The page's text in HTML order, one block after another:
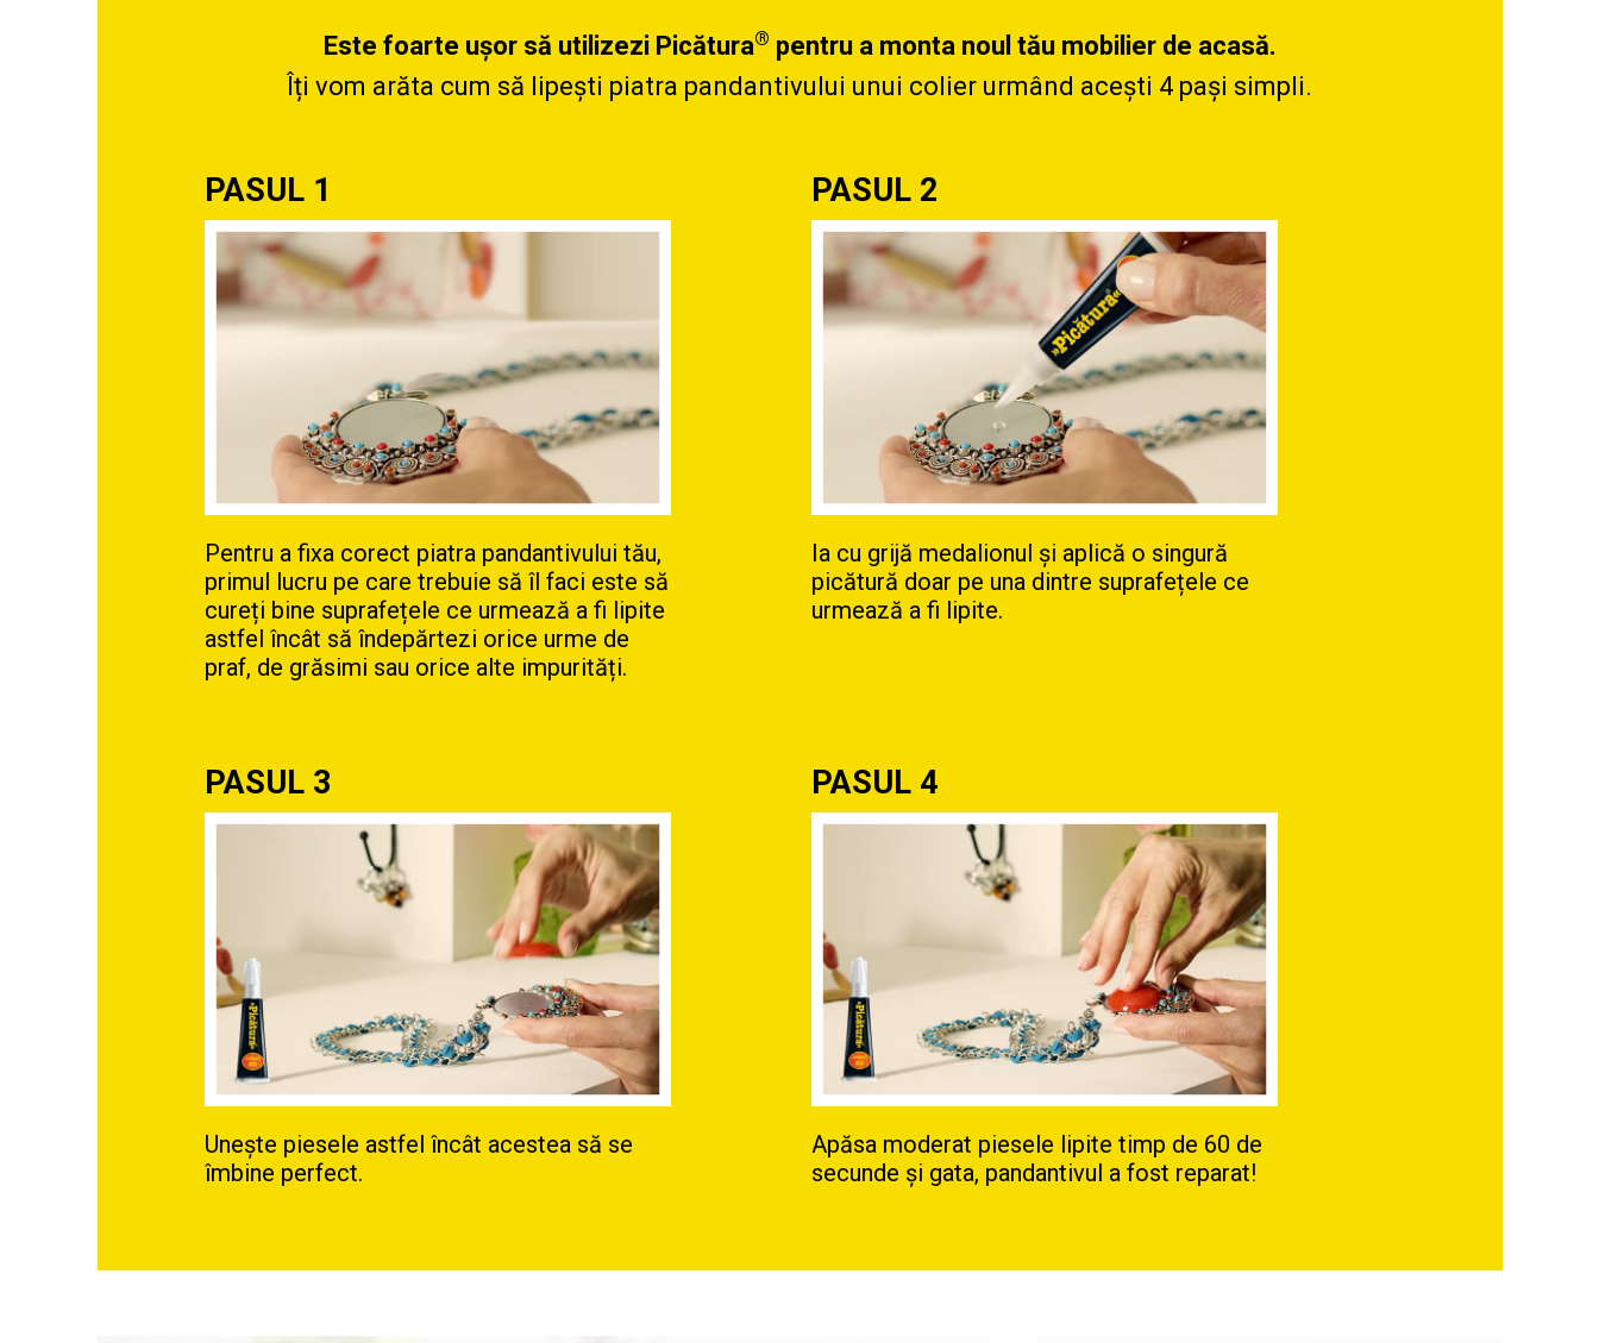
Este foarte ușor să utilizezi Picătura® pentru a monta noul tău mobilier de acasă.
Îți vom arăta cum să lipești piatra pandantivului unui colier urmând acești 4 pași simpli.
PASUL 1
Pentru a fixa corect piatra pandantivului tău,
primul lucru pe care trebuie să îl faci este să
cureți bine suprafețele ce urmează a fi lipite
astfel încât să îndepărtezi orice urme de
praf, de grăsimi sau orice alte impurități.
PASUL 2
Ia cu grijă medalionul și aplică o singură
picătură doar pe una dintre suprafețele ce
urmează a fi lipite.
PASUL 3
Unește piesele astfel încât acestea să se
îmbine perfect.
PASUL 4
Apăsa moderat piesele lipite timp de 60 de
secunde și gata, pandantivul a fost reparat!